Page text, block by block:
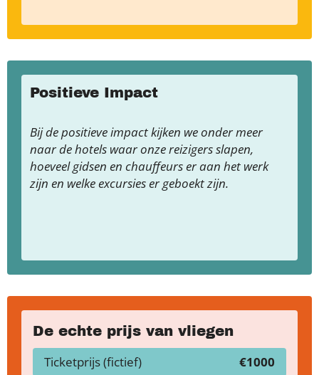
Positieve Impact
Bij de positieve impact kijken we onder meer
naar de hotels waar onze reizigers slapen,
hoeveel gidsen en chauffeurs er aan het werk
zijn en welke excursies er geboekt zijn.
De echte prijs van vliegen
Ticketprijs (fictief) €1000